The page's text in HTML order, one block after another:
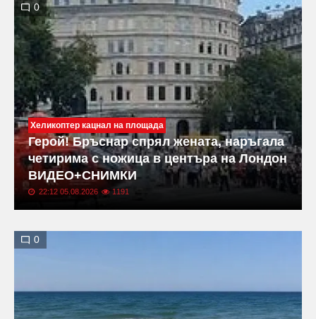
0
Хеликоптер кацнал на площада
Герой! Бръснар спрял жената, наръгала
четирима с ножица в центъра на Лондон
ВИДЕО+СНИМКИ
22:12 05.08.2026 1191
0